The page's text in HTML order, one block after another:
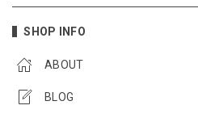
SHOP INFO
ABOUT
BLOG